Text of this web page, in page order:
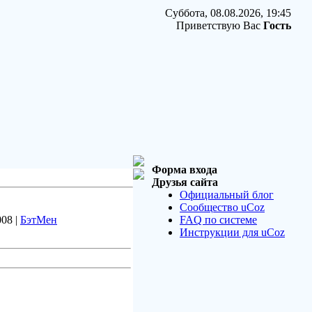
Суббота, 08.08.2026, 19:45
Приветствую Вас Гость
| БэтМен
Форма входа
Друзья сайта
Официальный блог
Сообщество uCoz
FAQ по системе
Инструкции для uCoz